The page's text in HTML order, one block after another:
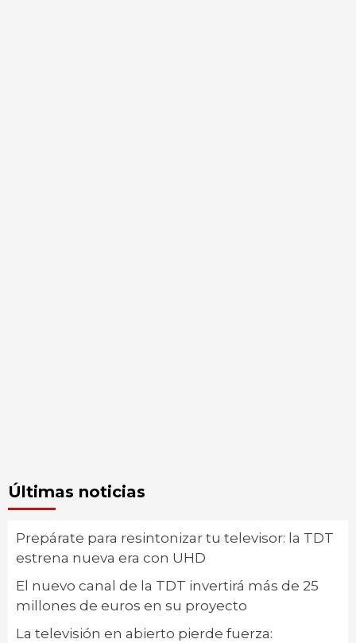
Últimas noticias
Prepárate para resintonizar tu televisor: la TDT
estrena nueva era con UHD
El nuevo canal de la TDT invertirá más de 25
millones de euros en su proyecto
La televisión en abierto pierde fuerza: